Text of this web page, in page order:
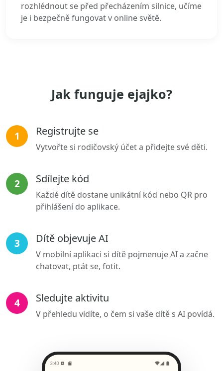
rozhlédnout se před přecházením silnice, učíme
je i bezpečně fungovat v online světě.
Jak funguje ejajko?
1 Registrujte se
Vytvořte si rodičovský účet a přidejte své děti.
2 Sdílejte kód
Každé dítě dostane unikátní kód nebo QR pro
přihlášení do aplikace.
3 Dítě objevuje AI
V mobilní aplikaci si dítě pojmenuje AI a začne
chatovat, ptát se, fotit.
4 Sledujte aktivitu
V přehledu vidíte, o čem si vaše dítě s AI povídá.